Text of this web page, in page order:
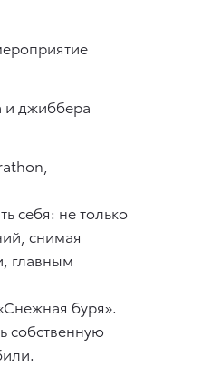
и джиббера
себя: не только
снимая
главным
буря».
собственную